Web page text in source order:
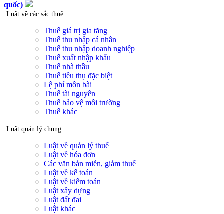
quốc)
Luật về các sắc thuế
Thuế giá trị gia tăng
Thuế thu nhập cá nhân
Thuế thu nhập doanh nghiệp
Thuế xuất nhập khẩu
Thuế nhà thầu
Thuế tiêu thụ đặc biệt
Lệ phí môn bài
Thuế tài nguyên
Thuế bảo vệ môi trường
Thuế khác
Luật quản lý chung
Luật về quản lý thuế
Luật về hóa đơn
Các văn bản miễn, giảm thuế
Luật về kế toán
Luật về kiểm toán
Luật xây dựng
Luật đất đai
Luật khác